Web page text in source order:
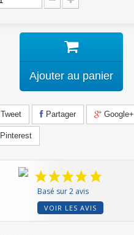
Ajouter au panier
Tweet Partager Google+
Pinterest
Basé sur 2 avis
VOIR LES AVIS